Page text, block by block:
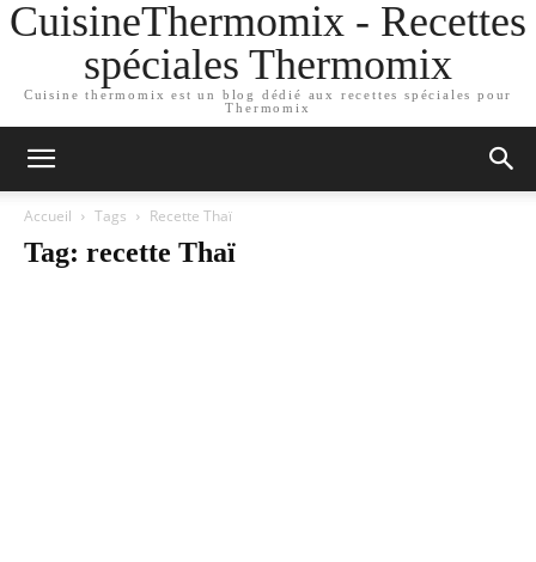
CuisineThermomix - Recettes
spéciales Thermomix
Cuisine thermomix est un blog dédié aux recettes spéciales pour
Thermomix
Accueil Tags Recette Thaï
Tag: recette Thaï